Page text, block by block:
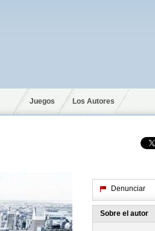
Juegos Los Autores
Denunciar
Sobre el autor